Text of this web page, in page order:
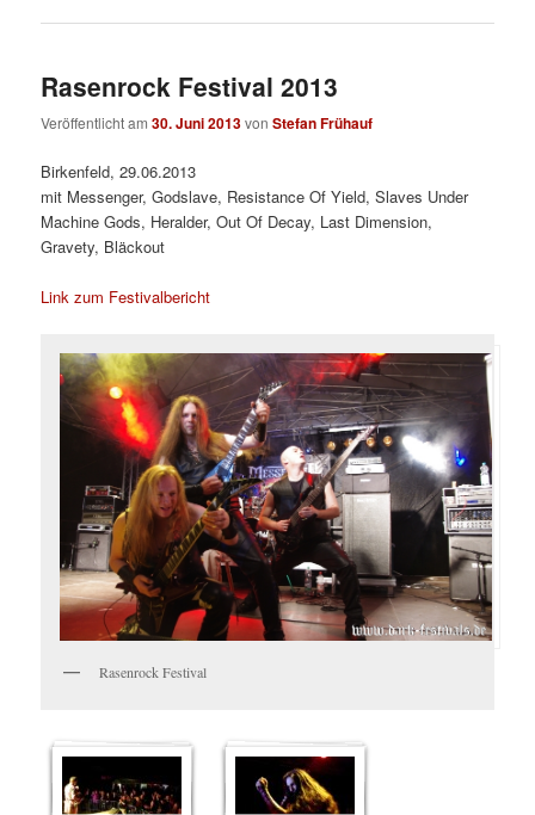
Rasenrock Festival 2013
Veröffentlicht am30. Juni 2013vonStefan Frühauf
Birkenfeld, 29.06.2013
mit Messenger, Godslave, Resistance Of Yield, Slaves Under
Machine Gods, Heralder, Out Of Decay, Last Dimension,
Gravety, Bläckout
Link zum Festivalbericht
Rasenrock Festival